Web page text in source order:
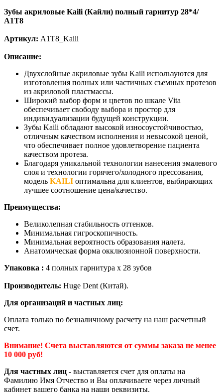
Зубы акриловые Kaili (Кайли) полный гарнитур 28*4/
A1T8
Артикул: A1T8_Kaili
Описание:
Двухслойные акриловые зубы Kaili используются для
изготовления полных или частичных съемных протезов
из акриловой пластмассы.
Широкий выбор форм и цветов по шкале Vita
обеспечивает свободу выбора и простор для
индивидуализации будущей конструкции.
Зубы Kaili обладают высокой износоустойчивостью,
отличным качеством исполнения и невысокой ценой,
что обеспечивает полное удовлетворение пациента
качеством протеза.
Благодаря уникальной технологии нанесения эмалевого
слоя и технологии горячего/холодного прессования,
модель KAILI оптимальна для клиентов, выбирающих
лучшее соотношение цена/качество.
Преимущества:
Великолепная стабильность оттенков.
Минимальная гигроскопичность.
Минимальная вероятность образования налета.
Анатомическая форма окклюзионной поверхности.
Упаковка : 4 полных гарнитура х 28 зубов
Производитель: Huge Dent (Китай).
Для организаций и частных лиц:
Оплата только по безналичному расчету на наш расчетный
счет.
Внимание! Счета выставляются от суммы заказа не менее
10 000 руб!
Для частных лиц - выставляется счет для оплаты на
Фамилию Имя Отчество и Вы оплачиваете через личный
кабинет вашего банка на наши реквизиты.